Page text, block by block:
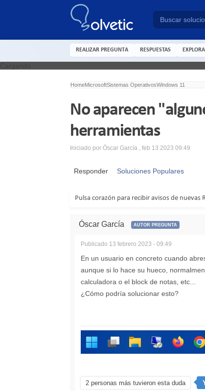
REALIZAR PREGUNTA RESPUESTAS
HomeMicrosoftSistemas OperativosWindows 11
No aparecen
herramientas
Iniciado por Óscar García , feb 13 2023 09:49
Responder Soluciones Populares
Pulsa corazón para recibir avisos de nuevas
Óscar García AUTOR PREGUNTA
Publicado 13 febrero 2023 - 09:49
En un usuario en concreto cuando
aunque si lo hace su hueco,
calculadora o el block de notas, etc...
¿Cómo podría solucionar esto?
2 personas más tuvieron esta duda